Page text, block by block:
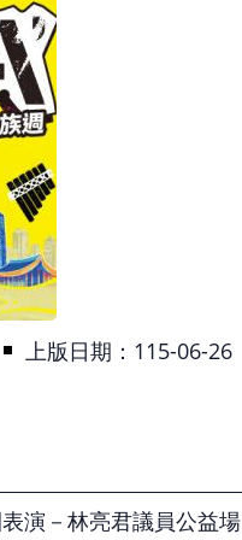
上版日期：115-06-26
演－林亮君議員公益場